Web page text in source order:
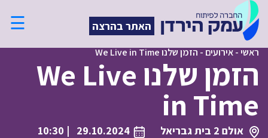
האתר בהרצה ☰
ראשי-אירועים - הזמן שלנו We Live in Time
הזמן שלנו We Live
in Time
אולם 2 בית גבריאל 29.10.2024
| 10:30